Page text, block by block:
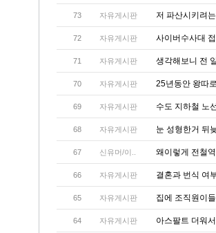
73 자유게시판 저 파산시키려
72 자유게시판 사이버수사대
71 자유게시판 생각해보니 전
70 자유게시판 25년동안 왕따
69 자유게시판 수도 지하철 노
68 자유게시판 눈 성형한거 뒤
67 신유머/이.. 왜이렇게 전철
66 자유게시판 결혼과 번식 여
65 자유게시판 집에 조직원이
64 자유게시판 아스팔트 더워